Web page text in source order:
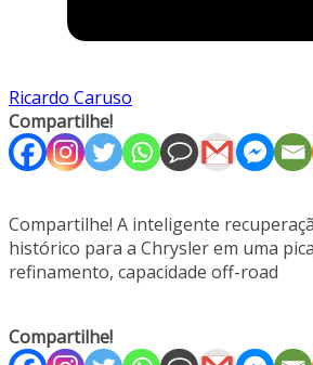
Ricardo Caruso
Compartilhe!
Compartilhe! A inteligente
histórico para a Chrysler em uma
refinamento, capacidade off-road
Compartilhe!